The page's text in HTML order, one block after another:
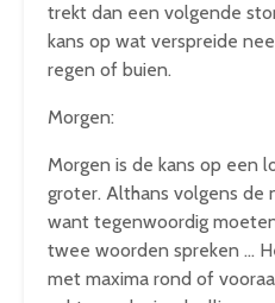
trekt dan een volgende
kans op wat verspreide
regen of buien.
Morgen:
Morgen is de kans op een
groter. Althans volgens de
want tegenwoordig
twee woorden spreken …
met maxima rond of